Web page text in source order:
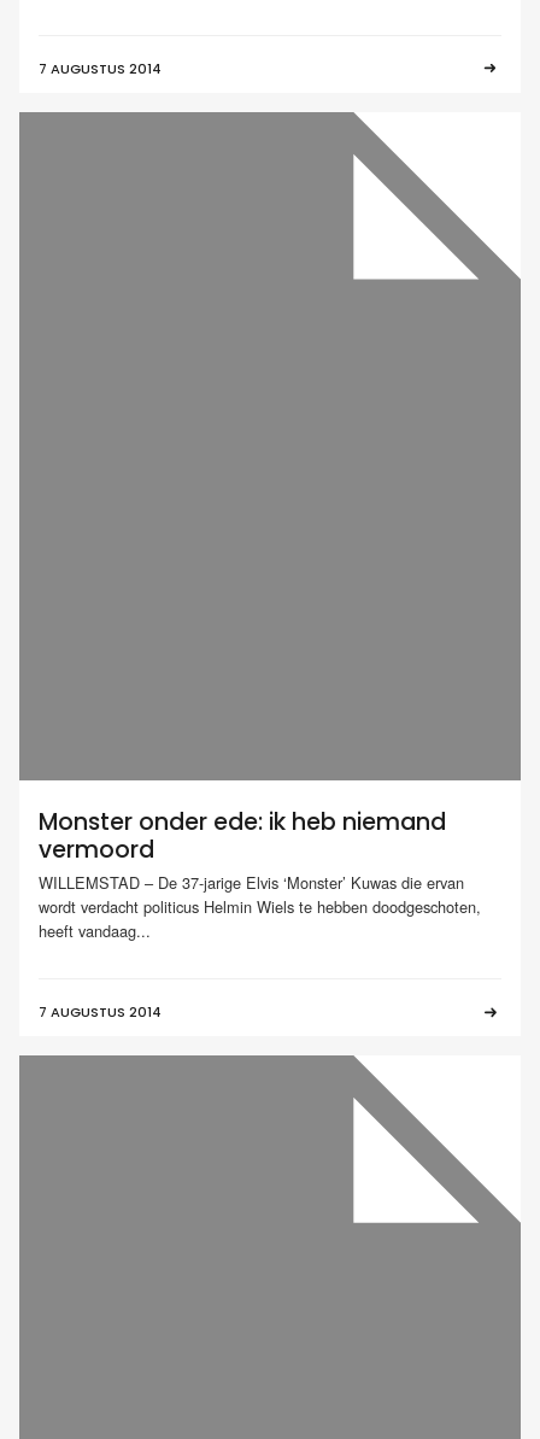
7 AUGUSTUS 2014
Monster onder ede: ik heb niemand
vermoord
WILLEMSTAD – De 37-jarige Elvis ‘Monster’ Kuwas die ervan
wordt verdacht politicus Helmin Wiels te hebben doodgeschoten,
heeft vandaag...
7 AUGUSTUS 2014